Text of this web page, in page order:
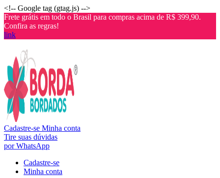
<!-- Google tag (gtag.js) -->
Frete grátis em todo o Brasil para compras acima de R$ 399,90.
Confira as regras!
link
Cadastre-se Minha conta
Tire suas dúvidas
por WhatsApp
Cadastre-se
Minha conta